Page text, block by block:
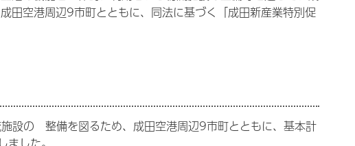
空港周辺9市町とともに、同法に基づく「成田新産業特別促
設の 整備を図るため、成田空港周辺9市町とともに、基本計